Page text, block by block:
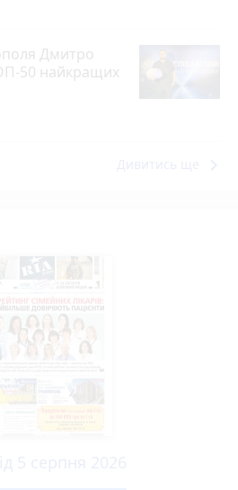
Дмитро
50 найкращих